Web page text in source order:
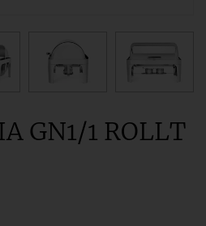
GN1/1 ROLLT